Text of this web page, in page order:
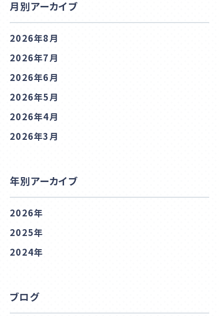
月別アーカイブ
2026年8月
2026年7月
2026年6月
2026年5月
2026年4月
2026年3月
年別アーカイブ
2026年
2025年
2024年
ブログ